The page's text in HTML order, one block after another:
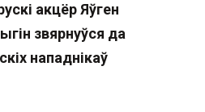
акцёр Яўген
звярнуўся да
нападнікаў